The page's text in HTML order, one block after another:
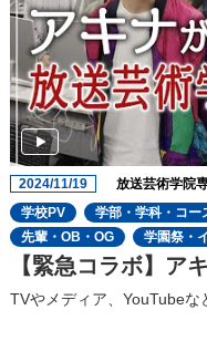
2024/11/19 放送芸術学院
学校PV
学部・学科・コー
先輩・OB・OG
学園祭・
【緊急コラボ】ア
TVやメディア、YouTubeな